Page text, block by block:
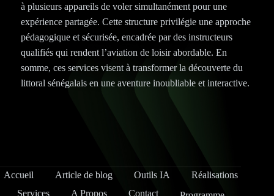
à plusieurs appareils de voler simultanément pour une
expérience partagée. Cette structure privilégie une approche
pédagogique et sécurisée, encadrée par des instructeurs
qualifiés qui rendent l’aviation de loisir abordable. En
somme, ces services visent à transformer la découverte du
littoral sénégalais en une aventure inoubliable et interactive.
Accueil Article de blog Outils IA
Réalisations
Services
A Propos Contact